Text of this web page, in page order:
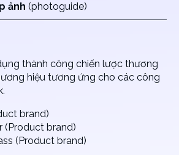
ảnh (photoguide)
thành công chiến lược thương
hiệu tương ứng cho các công
brand)
(Product brand)
(Product brand)